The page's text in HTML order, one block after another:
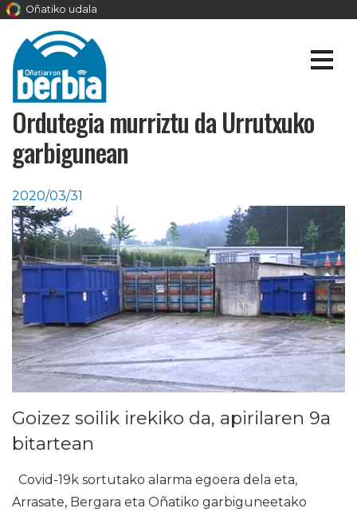
Oñatiko udala
Ordutegia murriztu da Urrutxuko
garbigunean
2020/03/31
Goizez soilik irekiko da, apirilaren 9a
bitartean
Covid-19k sortutako alarma egoera dela eta,
Arrasate, Bergara eta Oñatiko garbiguneetako